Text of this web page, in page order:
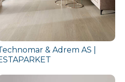
Jaga
& Adrem AS |